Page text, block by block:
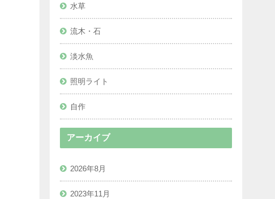
水草
流木・石
淡水魚
照明ライト
自作
アーカイブ
2026年8月
2023年11月